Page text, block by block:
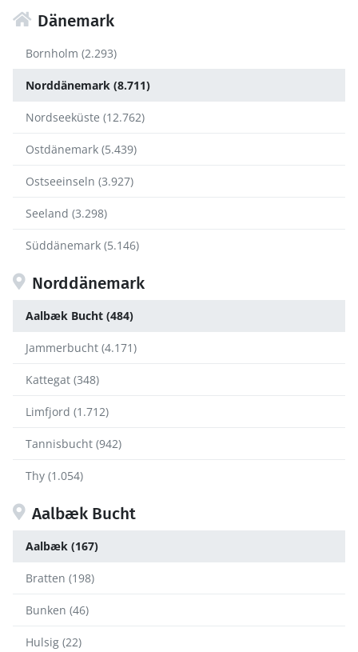
Dänemark
Bornholm (2.293)
Norddänemark (8.711)
Nordseeküste (12.762)
Ostdänemark (5.439)
Ostseeinseln (3.927)
Seeland (3.298)
Süddänemark (5.146)
Norddänemark
Aalbæk Bucht (484)
Jammerbucht (4.171)
Kattegat (348)
Limfjord (1.712)
Tannisbucht (942)
Thy (1.054)
Aalbæk Bucht
Aalbæk (167)
Bratten (198)
Bunken (46)
Hulsig (22)